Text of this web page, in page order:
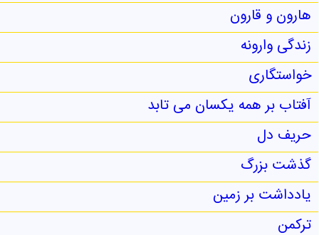
هارون و قارون
زندگی وارونه
خواستگاری
آفتاب بر همه یکسان می تابد
حریف دل
گذشت بزرگ
یادداشت بر زمین
ترکمن